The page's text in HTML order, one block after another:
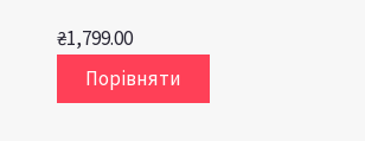
₴1,799.00
Порівняти